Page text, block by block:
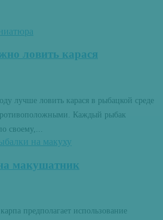
ловить карася
лучше ловить карася в рыбацкой среде
Каждый рыбак
своему,...
макушатник
предполагает использование